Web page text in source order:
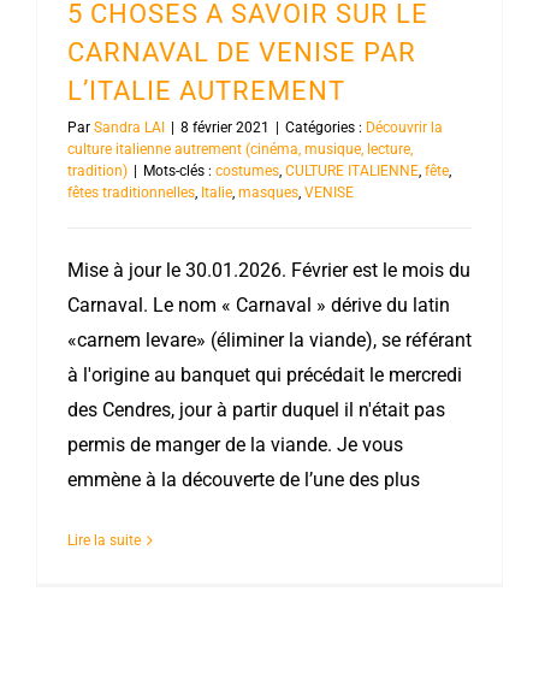
5 CHOSES A SAVOIR SUR LE
CARNAVAL DE VENISE PAR
L’ITALIE AUTREMENT
Par Sandra LAI 8 février 2021 Catégories : Découvrir la
culture italienne autrement (cinéma, musique, lecture,
tradition)
Mots-clés : costumes, CULTURE ITALIENNE, fête,
fêtes traditionnelles, Italie, masques, VENISE
Mise à jour le 30.01.2026. Février est le mois du
Carnaval. Le nom « Carnaval » dérive du latin
«carnem levare» (éliminer la viande), se référant
à l'origine au banquet qui précédait le mercredi
des Cendres, jour à partir duquel il n'était pas
permis de manger de la viande. Je vous
emmène à la découverte de l’une des plus
Lire la suite